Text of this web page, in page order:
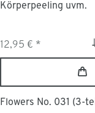
Körperpeeling uvm.
12,95 € *
Flowers No. 031 (3-